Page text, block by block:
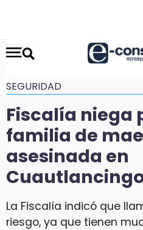
SEGURIDAD
Fiscalía niega
familia de
asesinada en
La Fiscalía indicó que
riesgo, ya que tienen